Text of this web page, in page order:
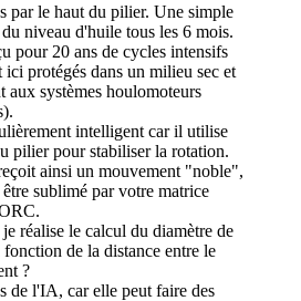
par le haut du pilier. Une simple
niveau d'huile tous les 6 mois.
pour 20 ans de cycles intensifs
ici protégés dans un milieu sec et
aux systèmes houlomoteurs
intelligent car il utilise
pilier pour stabiliser la rotation.
ainsi un mouvement "noble",
sublimé par votre matrice
réalise le calcul du diamètre de
de la distance entre le
?
de l'IA, car elle peut faire des